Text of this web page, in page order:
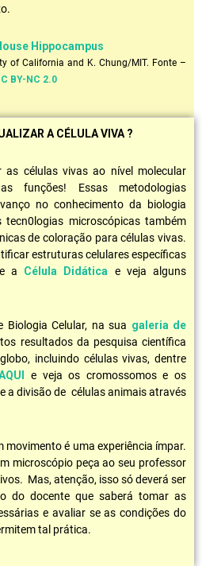
of California and K. Chung/MIT. Fonte –
BY-NC 2.0
A CÉLULA VIVA ?
as células vivas ao nível molecular
funções! Essas metodologias
no conhecimento da biologia
microscópicas também
de coloração para células vivas.
estruturas celulares específicas
a Célula Didática e veja alguns
Biologia Celular, na sua galeria de
resultados da pesquisa científica
incluindo células vivas, dentre
e veja os cromossomos e os
a divisão de células animais através
movimento é uma experiência ímpar.
microscópio peça ao seu professor
Mas, atenção, isso só deverá ser
do docente que saberá tomar as
e avaliar se as condições do
tal prática.